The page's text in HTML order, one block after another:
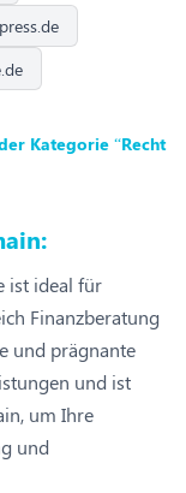
Kategorie “Recht
ist ideal für
Finanzberatung
und prägnante
und ist
um Ihre
und